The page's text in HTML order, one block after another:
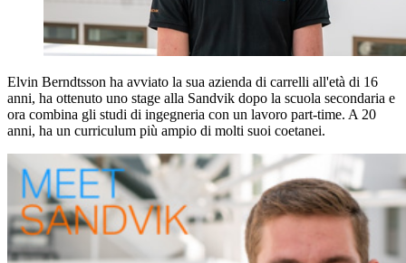
Elvin Berndtsson ha avviato la sua azienda di carrelli all'età di 16
anni, ha ottenuto uno stage alla Sandvik dopo la scuola secondaria e
ora combina gli studi di ingegneria con un lavoro part-time. A 20
anni, ha un curriculum più ampio di molti suoi coetanei.